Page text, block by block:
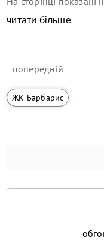
читати більше
попередній
ЖК Барбарис